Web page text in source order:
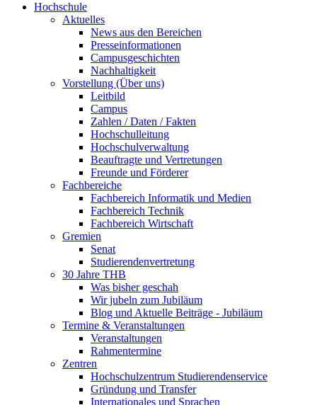
Hochschule
Aktuelles
News aus den Bereichen
Presseinformationen
Campusgeschichten
Nachhaltigkeit
Vorstellung (Über uns)
Leitbild
Campus
Zahlen / Daten / Fakten
Hochschulleitung
Hochschulverwaltung
Beauftragte und Vertretungen
Freunde und Förderer
Fachbereiche
Fachbereich Informatik und Medien
Fachbereich Technik
Fachbereich Wirtschaft
Gremien
Senat
Studierendenvertretung
30 Jahre THB
Was bisher geschah
Wir jubeln zum Jubiläum
Blog und Aktuelle Beiträge - Jubiläum
Termine & Veranstaltungen
Veranstaltungen
Rahmentermine
Zentren
Hochschulzentrum Studierendenservice
Gründung und Transfer
Internationales und Sprachen